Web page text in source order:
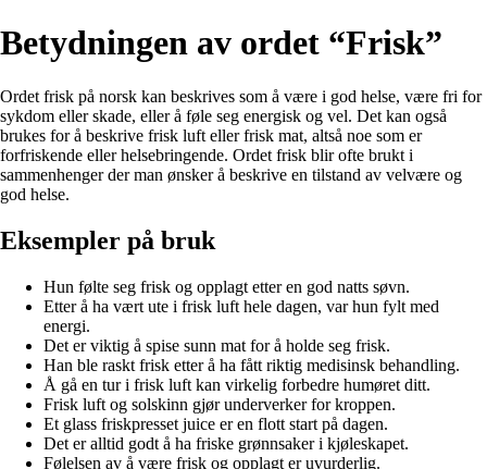
Betydningen av ordet “Frisk”
Ordet frisk på norsk kan beskrives som å være i god helse, være fri for
sykdom eller skade, eller å føle seg energisk og vel. Det kan også
brukes for å beskrive frisk luft eller frisk mat, altså noe som er
forfriskende eller helsebringende. Ordet frisk blir ofte brukt i
sammenhenger der man ønsker å beskrive en tilstand av velvære og
god helse.
Eksempler på bruk
Hun følte seg frisk og opplagt etter en god natts søvn.
Etter å ha vært ute i frisk luft hele dagen, var hun fylt med
energi.
Det er viktig å spise sunn mat for å holde seg frisk.
Han ble raskt frisk etter å ha fått riktig medisinsk behandling.
Å gå en tur i frisk luft kan virkelig forbedre humøret ditt.
Frisk luft og solskinn gjør underverker for kroppen.
Et glass friskpresset juice er en flott start på dagen.
Det er alltid godt å ha friske grønnsaker i kjøleskapet.
Følelsen av å være frisk og opplagt er uvurderlig.